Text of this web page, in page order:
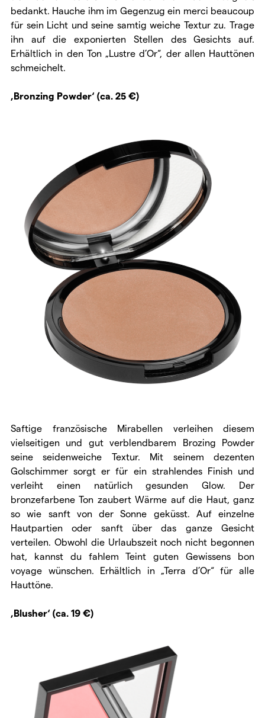
bedankt. Hauche ihm im Gegenzug ein merci beaucoup
für sein Licht und seine samtig weiche Textur zu. Trage
ihn auf die exponierten Stellen des Gesichts auf.
Erhältlich in den Ton „Lustre d’Or“, der allen Hauttönen
schmeichelt.
‚Bronzing Powder‘ (ca. 25 €)
Saftige französische Mirabellen verleihen diesem
vielseitigen und gut verblendbarem Brozing Powder
seine seidenweiche Textur. Mit seinem dezenten
Golschimmer sorgt er für ein strahlendes Finish und
verleiht einen natürlich gesunden Glow. Der
bronzefarbene Ton zaubert Wärme auf die Haut, ganz
so wie sanft von der Sonne geküsst. Auf einzelne
Hautpartien oder sanft über das ganze Gesicht
verteilen. Obwohl die Urlaubszeit noch nicht begonnen
hat, kannst du fahlem Teint guten Gewissens bon
voyage wünschen. Erhältlich in „Terra d’Or“ für alle
Hauttöne.
‚Blusher‘ (ca. 19 €)